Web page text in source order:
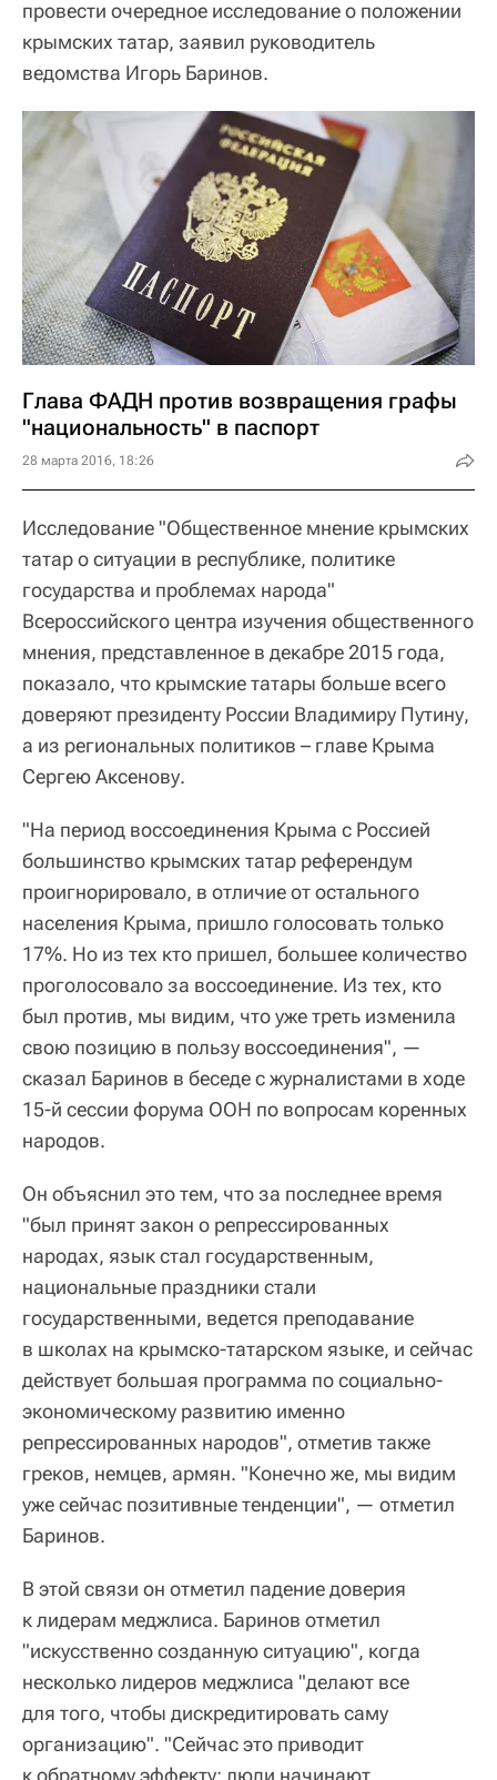
провести очередное исследование о положении
крымских татар, заявил руководитель
ведомства Игорь Баринов.
Глава ФАДН против возвращения графы
"национальность" в паспорт
28 марта 2016, 18:26
Исследование "Общественное мнение крымских
татар о ситуации в республике, политике
государства и проблемах народа"
Всероссийского центра изучения общественного
мнения, представленное в декабре 2015 года,
показало, что крымские татары больше всего
доверяют президенту России Владимиру Путину,
а из региональных политиков – главе Крыма
Сергею Аксенову.
"На период воссоединения Крыма с Россией
большинство крымских татар референдум
проигнорировало, в отличие от остального
населения Крыма, пришло голосовать только
17%. Но из тех кто пришел, большее количество
проголосовало за воссоединение. Из тех, кто
был против, мы видим, что уже треть изменила
свою позицию в пользу воссоединения", —
сказал Баринов в беседе с журналистами в ходе
15-й сессии форума ООН по вопросам коренных
народов.
Он объяснил это тем, что за последнее время
"был принят закон о репрессированных
народах, язык стал государственным,
национальные праздники стали
государственными, ведется преподавание
в школах на крымско-татарском языке, и сейчас
действует большая программа по социально-
экономическому развитию именно
репрессированных народов", отметив также
греков, немцев, армян. "Конечно же, мы видим
уже сейчас позитивные тенденции", — отметил
Баринов.
В этой связи он отметил падение доверия
к лидерам меджлиса. Баринов отметил
"искусственно созданную ситуацию", когда
несколько лидеров меджлиса "делают все
для того, чтобы дискредитировать саму
организацию". "Сейчас это приводит
к обратному эффекту: люди начинают